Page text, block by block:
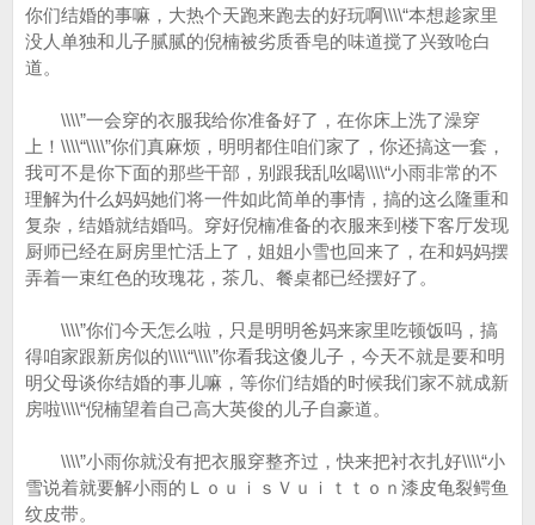
你们结婚的事嘛，大热个天跑来跑去的好玩啊\\\\“本想趁家里
没人单独和儿子腻腻的倪楠被劣质香皂的味道搅了兴致呛白
道。
\\\\”一会穿的衣服我给你准备好了，在你床上洗了澡穿
上！\\\\“\\\\”你们真麻烦，明明都住咱们家了，你还搞这一套，
我可不是你下面的那些干部，别跟我乱吆喝\\\\“小雨非常的不
理解为什么妈妈她们将一件如此简单的事情，搞的这么隆重和
复杂，结婚就结婚吗。穿好倪楠准备的衣服来到楼下客厅发现
厨师已经在厨房里忙活上了，姐姐小雪也回来了，在和妈妈摆
弄着一束红色的玫瑰花，茶几、餐桌都已经摆好了。
\\\\”你们今天怎么啦，只是明明爸妈来家里吃顿饭吗，搞
得咱家跟新房似的\\\\“\\\\”你看我这傻儿子，今天不就是要和明
明父母谈你结婚的事儿嘛，等你们结婚的时候我们家不就成新
房啦\\\\“倪楠望着自己高大英俊的儿子自豪道。
\\\\”小雨你就没有把衣服穿整齐过，快来把衬衣扎好\\\\“小
雪说着就要解小雨的ＬｏｕｉｓＶｕｉｔｔｏｎ漆皮龟裂鳄鱼
纹皮带。